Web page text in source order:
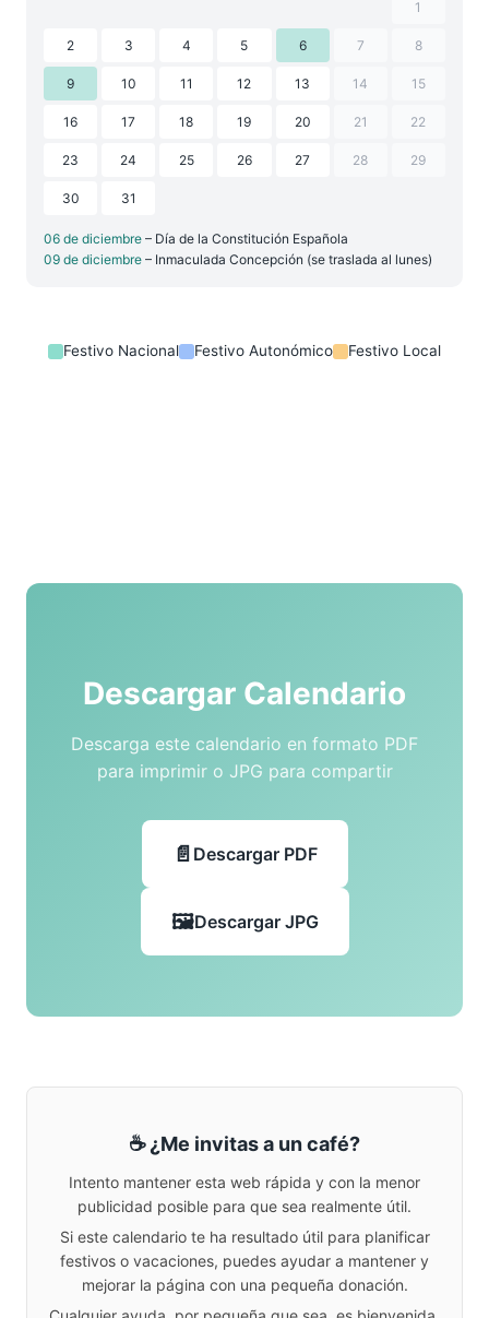
1
2 3 4 5 6 7 8
9 10 11 12 13 14 15
16 17 18 19 20 21 22
23 24 25 26 27 28 29
30 31
06 de diciembre – Día de la Constitución Española
09 de diciembre – Inmaculada Concepción (se traslada al lunes)
Festivo Nacional Festivo Autonómico Festivo Local
Descargar Calendario
Descarga este calendario en formato PDF
para imprimir o JPG para compartir
Descargar PDF
Descargar JPG
☕ ¿Me invitas a un café?
Intento mantener esta web rápida y con la menor
publicidad posible para que sea realmente útil.
Si este calendario te ha resultado útil para planificar
festivos o vacaciones, puedes ayudar a mantener y
mejorar la página con una pequeña donación.